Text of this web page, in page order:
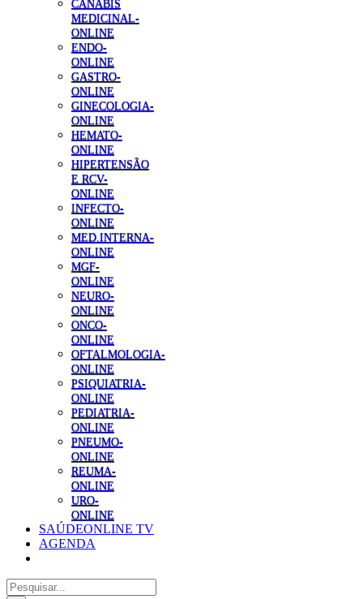
CANABIS
MEDICINAL-
ONLINE
ENDO-
ONLINE
GASTRO-
ONLINE
GINECOLOGIA-
ONLINE
HEMATO-
ONLINE
HIPERTENSÃO
E RCV-
ONLINE
INFECTO-
ONLINE
MED.INTERNA-
ONLINE
MGF-
ONLINE
NEURO-
ONLINE
ONCO-
ONLINE
OFTALMOLOGIA-
ONLINE
PSIQUIATRIA-
ONLINE
PEDIATRIA-
ONLINE
PNEUMO-
ONLINE
REUMA-
ONLINE
URO-
ONLINE
SAÚDEONLINE TV
AGENDA
Pesquisar